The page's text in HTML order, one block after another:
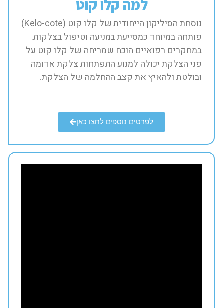
למה קלו קוט
נוסחת הסיליקון הייחודית של קלו קוט (Kelo-cote)
פותחה במיוחד כמסייעת במניעה וטיפול בצלקות.
במחקרים רפואיים הוכח שמריחה של קלו קוט על
פני הצלקת יכולה למנוע התפתחות צלקת אדומה
ובולטת ולהאיץ את קצב ההחלמה של הצלקת.​
לפרטים נוספים לחצו כאן